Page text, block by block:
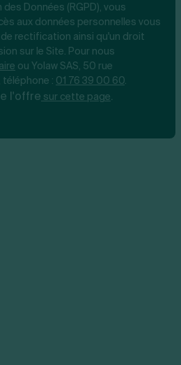
Données (RGPD), vous
aux données personnelles vous
rectification ainsi qu'un droit
sur le Site. Pour nous
ou Yolaw SAS, 50 rue
téléphone : 01 76 39 00 60.
l'offre sur cette page.